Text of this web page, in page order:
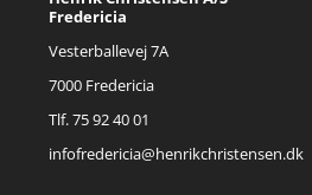
Fredericia
Vesterballevej 7A
7000 Fredericia
Tlf. 75 92 40 01
infofredericia@henrikchristensen.dk